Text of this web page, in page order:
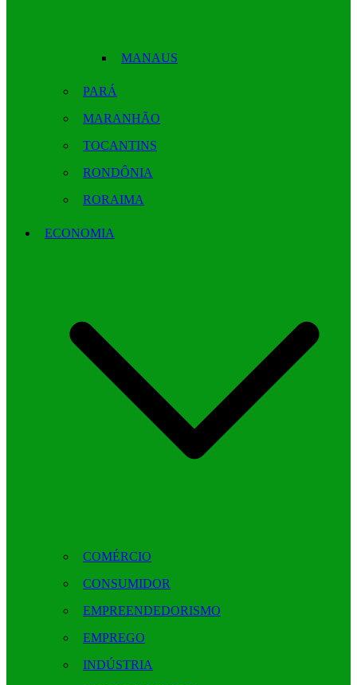
MANAUS
PARÁ
MARANHÃO
TOCANTINS
RONDÔNIA
RORAIMA
ECONOMIA
COMÉRCIO
CONSUMIDOR
EMPREENDEDORISMO
EMPREGO
INDÚSTRIA